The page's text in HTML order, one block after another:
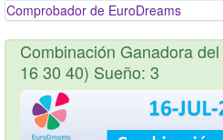
Comprobador de EuroDreams
Combinación Ganadora
16 30 40) Sueño: 3